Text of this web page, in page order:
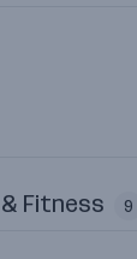
Fitness 9